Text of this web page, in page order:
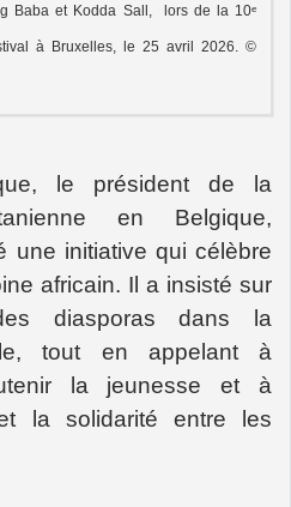
Baba et Kodda Sall, lors de la 10ᵉ
à Bruxelles, le 25 avril 2026. ©
le président de la
en Belgique,
une initiative qui célèbre
africain. Il a insisté sur
diasporas dans la
tout en appelant à
la jeunesse et à
la solidarité entre les